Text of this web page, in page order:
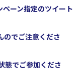
ペーン指定のツイート
でご注意くださ
態でご参加くださ